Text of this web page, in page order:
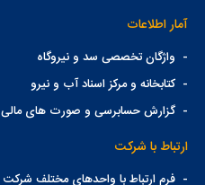
آمار اطلاعات
- واژگان تخصصی سد و نیروگاه
-کتابخانه و مرکز اسناد آب و نیرو
-گزارش حسابرسی و صورت های مالی
ارتباط با شرکت
-فرم ارتباط با واحدهای مختلف شرکت